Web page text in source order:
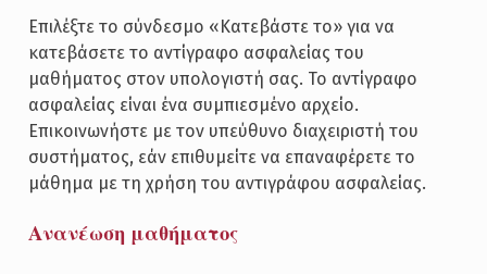
Επιλέξτε το σύνδεσμο «Κατεβάστε το» για να
κατεβάσετε το αντίγραφο ασφαλείας του
μαθήματος στον υπολογιστή σας. Το αντίγραφο
ασφαλείας είναι ένα συμπιεσμένο αρχείο.
Επικοινωνήστε με τον υπεύθυνο διαχειριστή του
συστήματος, εάν επιθυμείτε να επαναφέρετε το
μάθημα με τη χρήση του αντιγράφου ασφαλείας.
Ανανέωση μαθήματος